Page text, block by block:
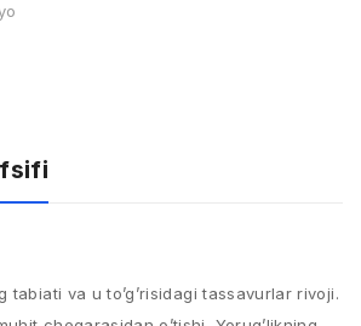
tabiati va u to’g’risidagi tassavurlar rivoji.